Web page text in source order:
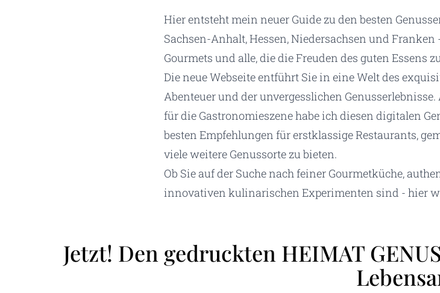
Hier entsteht mein neuer Guide zu den besten
Sachsen-Anhalt, Hessen, Niedersachsen und
Gourmets und alle, die die Freuden des guten Essens
Die neue Webseite entführt Sie in eine Welt des
Abenteuer und der unvergesslichen
für die Gastronomieszene habe ich diesen digitalen
besten Empfehlungen für erstklassige Restaurants,
viele weitere Genussorte zu bieten.
Ob Sie auf der Suche nach feiner Gourmetküche,
innovativen kulinarischen Experimenten sind - hier
Jetzt! Den gedruckten HEIMAT